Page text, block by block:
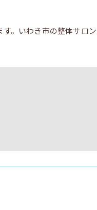
。いわき市の整体サロン